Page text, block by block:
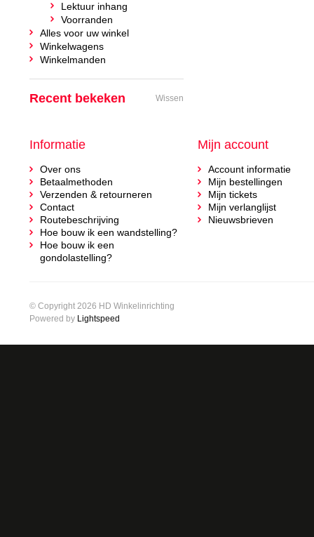
Lektuur inhang
Voorranden
Alles voor uw winkel
Winkelwagens
Winkelmanden
Recent bekeken Wissen
Informatie
Over ons
Betaalmethoden
Verzenden & retourneren
Contact
Routebeschrijving
Hoe bouw ik een wandstelling?
Hoe bouw ik een
gondolastelling?
Mijn account
Account informatie
Mijn bestellingen
Mijn tickets
Mijn verlanglijst
Nieuwsbrieven
© Copyright 2026 HD Winkelinrichting
Powered by Lightspeed